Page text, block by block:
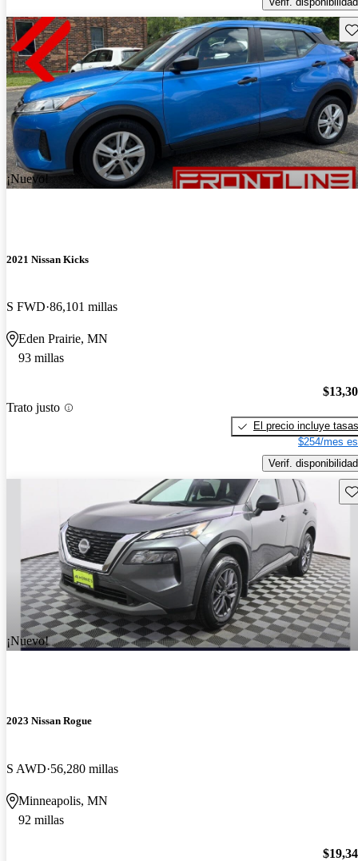
¡Nuevo!
2021 Nissan Kicks
S FWD 86,101 millas
Eden Prairie, MN
93 millas
Trato justo
El precio incluye tasas
$254/mes
Verif. disponibilidad
¡Nuevo!
2023 Nissan Rogue
S AWD 56,280 millas
Minneapolis, MN
92 millas